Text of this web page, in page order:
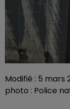
Modifié : 5 mars
photo : Police